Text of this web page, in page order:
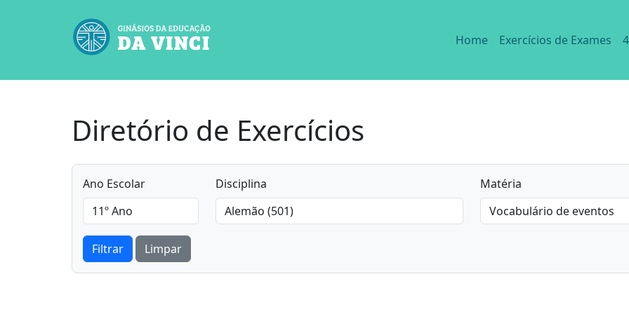
Home Exercícios de Exames
Diretório de Exercícios
Ano Escolar Disciplina Matéria
Filtrar Limpar